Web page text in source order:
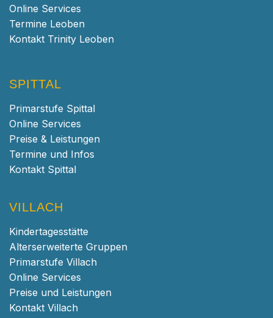
Online Services
Termine Leoben
Kontakt Trinity Leoben
SPITTAL
Primarstufe Spittal
Online Services
Preise & Leistungen
Termine und Infos
Kontakt Spittal
VILLACH
Kindertagesstätte
Alterserweiterte Gruppen
Primarstufe Villach
Online Services
Preise und Leistungen
Kontakt Villach